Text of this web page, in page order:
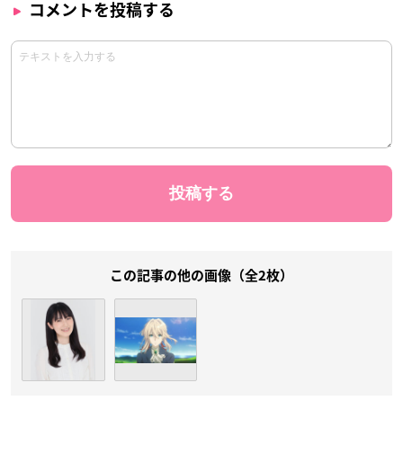
コメントを投稿する
この記事の他の画像（全2枚）